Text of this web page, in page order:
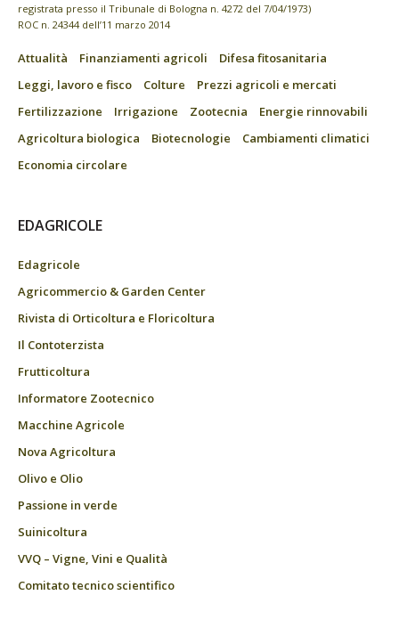
registrata presso il Tribunale di Bologna n. 4272 del 7/04/1973)
ROC n. 24344 dell’11 marzo 2014
Attualità Finanziamenti agricoli
Difesa fitosanitaria
Leggi, lavoro e fisco
Colture
Prezzi agricoli e mercati
Fertilizzazione
Irrigazione Zootecnia
Energie rinnovabili
Agricoltura biologica
Biotecnologie
Cambiamenti climatici
Economia circolare
EDAGRICOLE
Edagricole
Agricommercio & Garden Center
Rivista di Orticoltura e Floricoltura
Il Contoterzista
Frutticoltura
Informatore Zootecnico
Macchine Agricole
Nova Agricoltura
Olivo e Olio
Passione in verde
Suinicoltura
VVQ – Vigne, Vini e Qualità
Comitato tecnico scientifico